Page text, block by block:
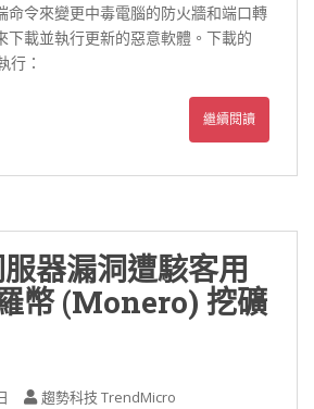
命令來變更中毒電腦的防火牆和端口轉
下載並執行更新的惡意軟體。下載的
行：
繼續閱讀
器漏洞遭駭客用
幣 (Monero) 挖礦
趨勢科技 TrendMicro